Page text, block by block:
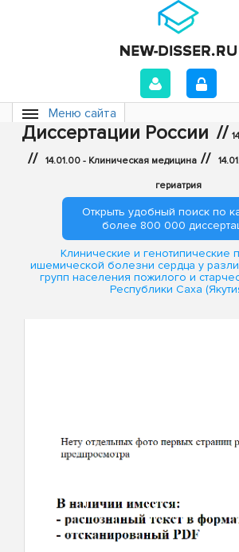
Меню сайта
Диссертации России //
// 14.01.00 - Клиническая медицина //
гериатрия
Открыть удобный поиск по
более 800 000
Клинические и генотипические
ишемической болезни сердца у
групп населения пожилого и
Республики Саха